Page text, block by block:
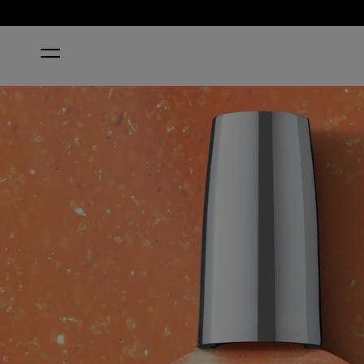
DREAMSICLE